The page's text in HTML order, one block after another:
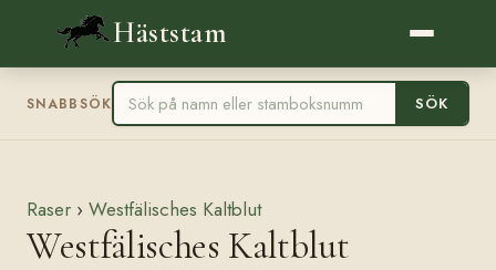
Häststam
SNABBSÖK SÖK
Raser › Westfälisches Kaltblut
Westfälisches Kaltblut